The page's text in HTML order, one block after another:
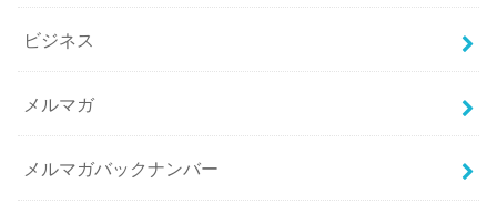
ビジネス
メルマガ
メルマガバックナンバー